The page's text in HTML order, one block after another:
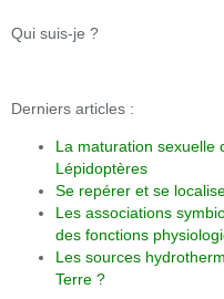
Qui suis-je ?
Derniers articles :
La maturation sexuelle
Lépidoptères
Se repérer et se
Les associations
des fonctions
Les sources
Terre ?